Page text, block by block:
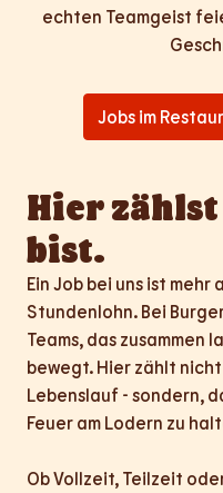
echten Teamgeist
Jobs im
Hier zählst
bist.
Ein Job bei uns ist mehr
Stundenlohn. Bei
Teams, das zusammen
bewegt. Hier zählt
Lebenslauf - sondern,
Feuer am Lodern zu
Ob Vollzeit, Teilzeit